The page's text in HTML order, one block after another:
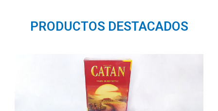
PRODUCTOS DESTACADOS